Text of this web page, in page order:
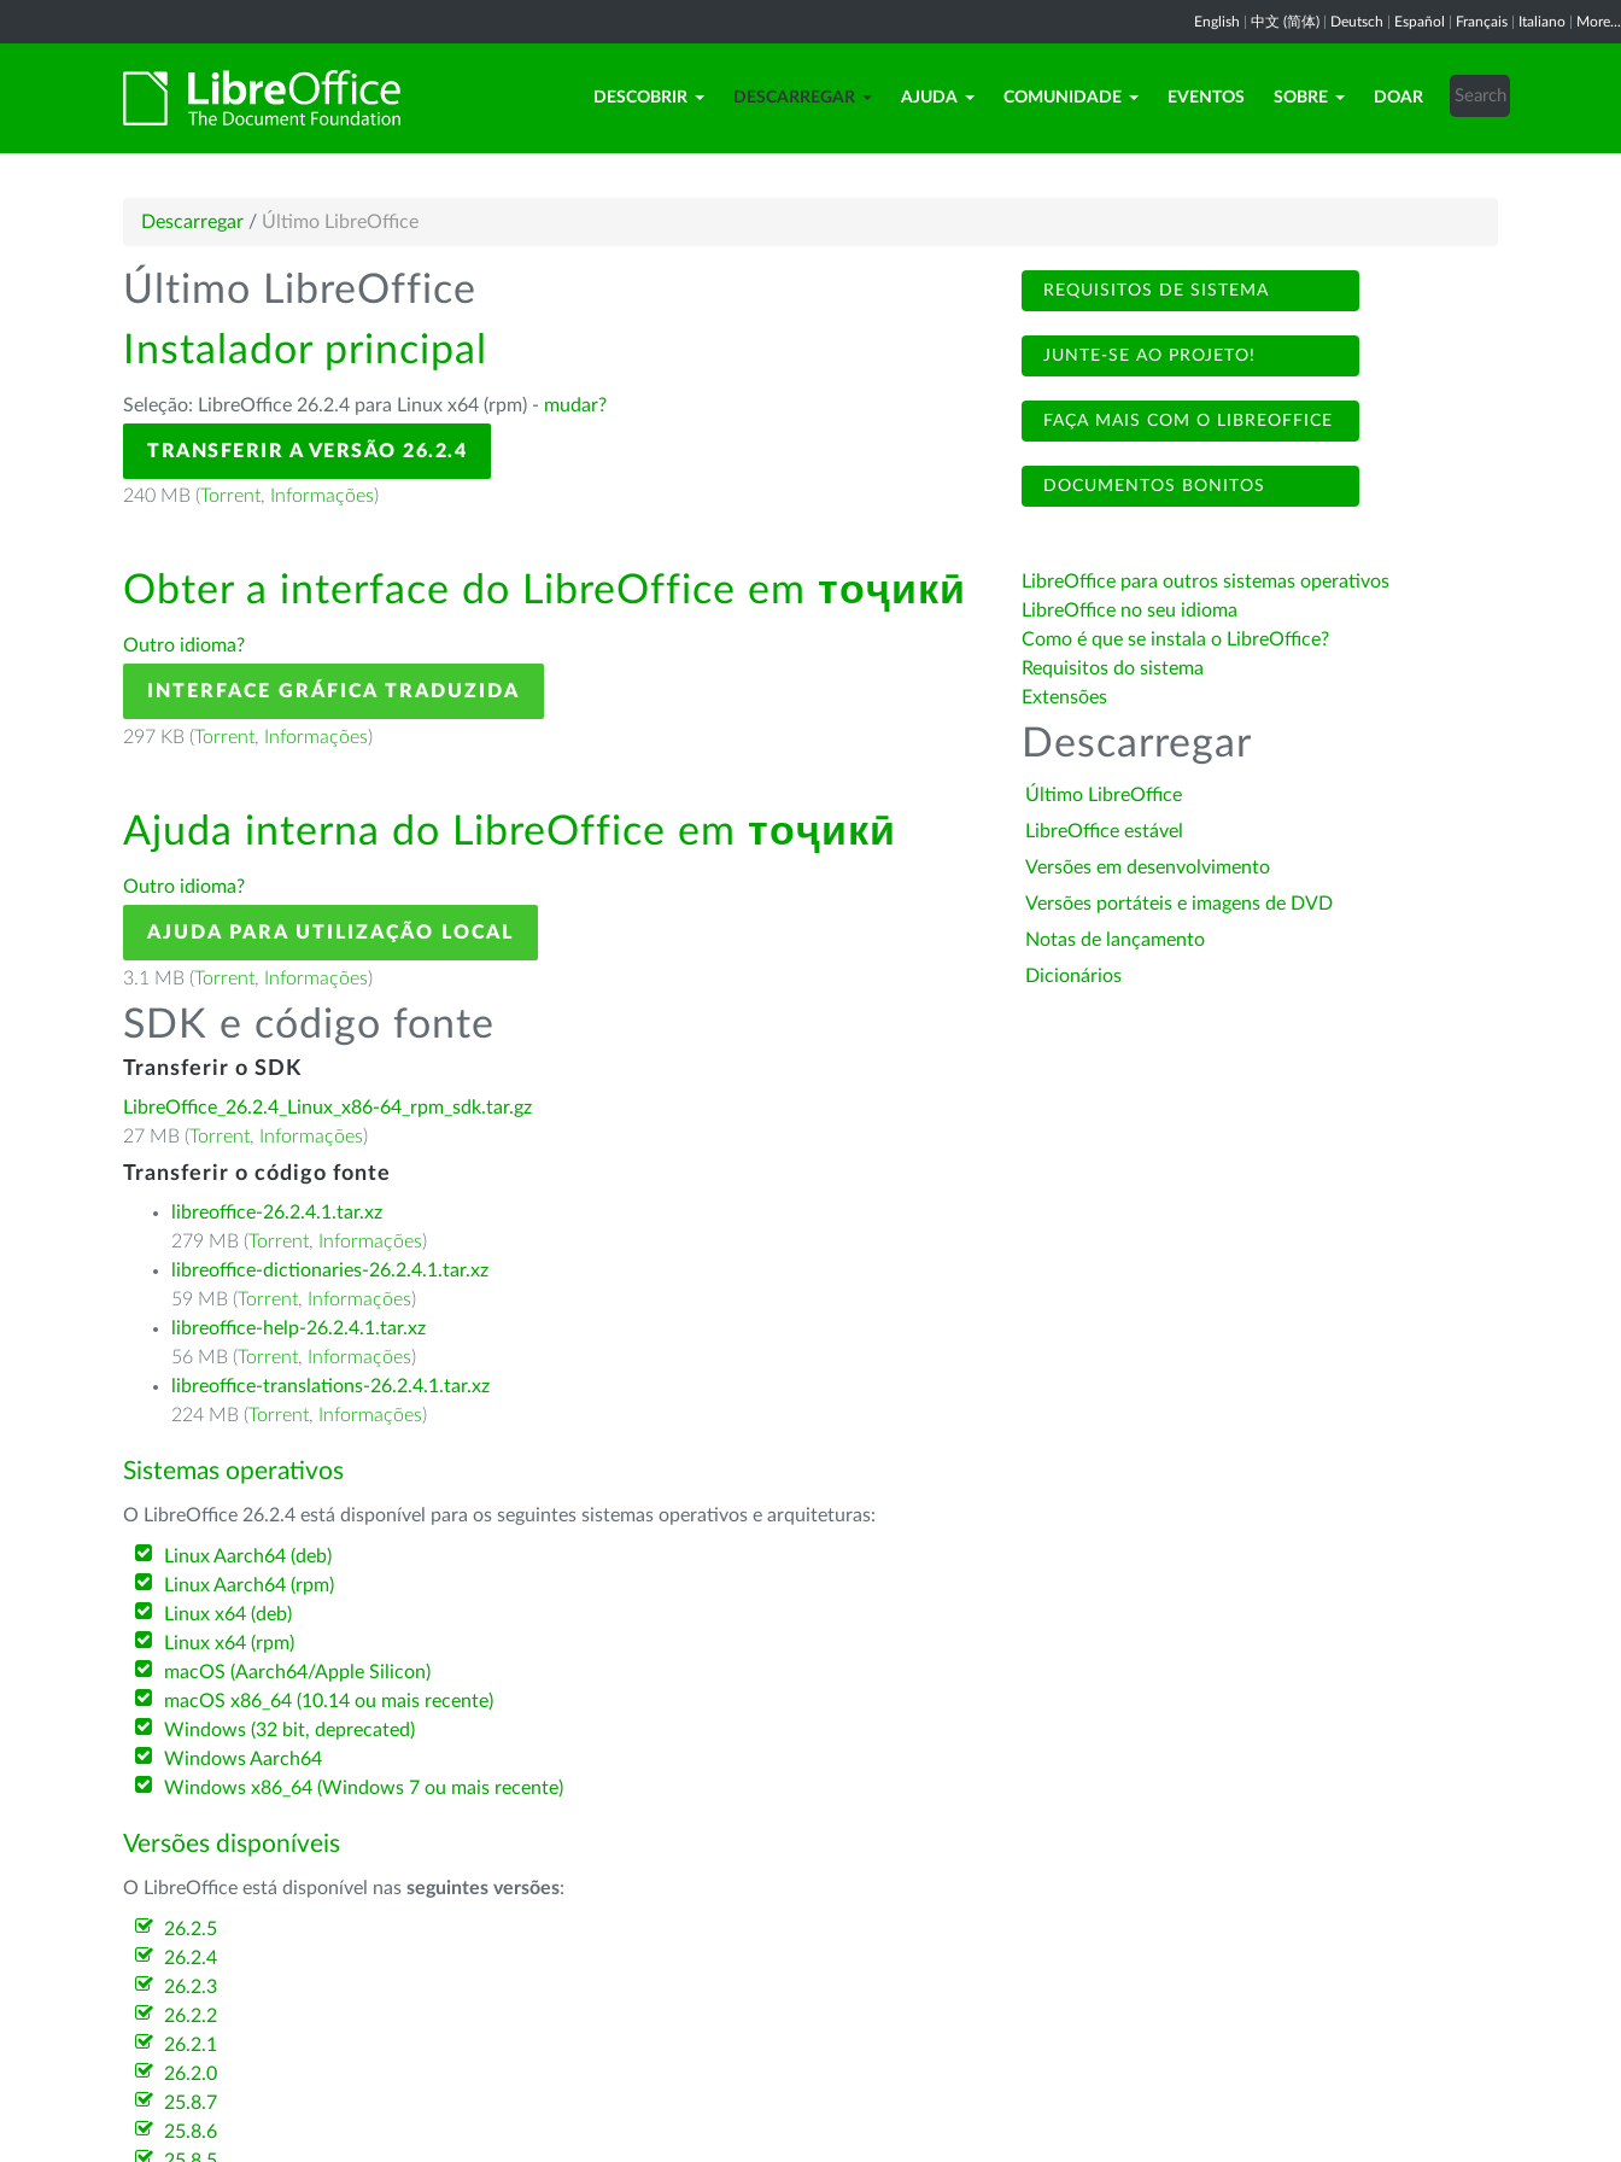
English 中文 (简体) Deutsch Español Français Italiano More...
DESCOBRIR DESCARREGAR AJUDA COMUNIDADE EVENTOS SOBRE DOAR
Descarregar / Último LibreOffice
Último LibreOffice
Instalador principal
Seleção: LibreOffice 26.2.4 para Linux x64 (rpm) - mudar?
TRANSFERIR A VERSÃO 26.2.4
240 MB (Torrent, Informações)
Obter a interface do LibreOffice em тоҷикӣ
Outro idioma?
INTERFACE GRÁFICA TRADUZIDA
297 KB (Torrent, Informações)
Ajuda interna do LibreOffice em тоҷикӣ
Outro idioma?
AJUDA PARA UTILIZAÇÃO LOCAL
3.1 MB (Torrent, Informações)
SDK e código fonte
Transferir o SDK
LibreOffice_26.2.4_Linux_x86-64_rpm_sdk.tar.gz
27 MB (Torrent, Informações)
Transferir o código fonte
libreoffice-26.2.4.1.tar.xz
279 MB (Torrent, Informações)
libreoffice-dictionaries-26.2.4.1.tar.xz
59 MB (Torrent, Informações)
libreoffice-help-26.2.4.1.tar.xz
56 MB (Torrent, Informações)
libreoffice-translations-26.2.4.1.tar.xz
224 MB (Torrent, Informações)
Sistemas operativos
O LibreOffice 26.2.4 está disponível para os seguintes sistemas operativos e arquiteturas:
Linux Aarch64 (deb)
Linux Aarch64 (rpm)
Linux x64 (deb)
Linux x64 (rpm)
macOS (Aarch64/Apple Silicon)
macOS x86_64 (10.14 ou mais recente)
Windows (32 bit, deprecated)
Windows Aarch64
Windows x86_64 (Windows 7 ou mais recente)
Versões disponíveis
O LibreOffice está disponível nas seguintes versões:
26.2.5
26.2.4
26.2.3
26.2.2
26.2.1
26.2.0
25.8.7
25.8.6
REQUISITOS DE SISTEMA
JUNTE-SE AO PROJETO!
FAÇA MAIS COM O LIBREOFFICE
DOCUMENTOS BONITOS
LibreOffice para outros sistemas operativos
LibreOffice no seu idioma
Como é que se instala o LibreOffice?
Requisitos do sistema
Extensões
Descarregar
Último LibreOffice
LibreOffice estável
Versões em desenvolvimento
Versões portáteis e imagens de DVD
Notas de lançamento
Dicionários